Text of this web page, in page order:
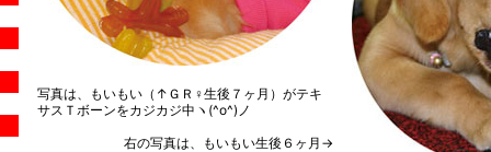
写真は、もいもい（↑ＧＲ♀生後７ヶ月）がテキ
サスＴボーンをカジカジ中ヽ(^o^)ノ
右の写真は、もいもい生後６ヶ月→